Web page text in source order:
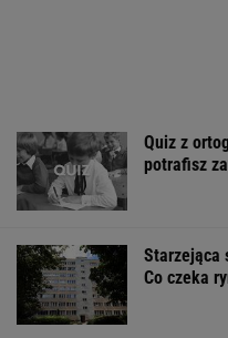
Quiz z
potrafisz
Starzejąca
Co czeka